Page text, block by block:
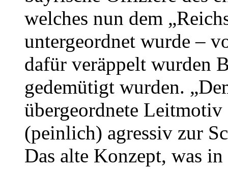
welches nun dem
untergeordnet wurde –
dafür veräppelt wurden
gedemütigt wurden.
übergeordnete Leitmotiv
(peinlich) agressiv zur
Das alte Konzept, was